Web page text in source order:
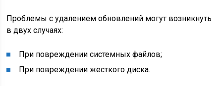
Проблемы с удалением обновлений могут возникнуть
в двух случаях:
При повреждении системных файлов;
При повреждении жесткого диска.